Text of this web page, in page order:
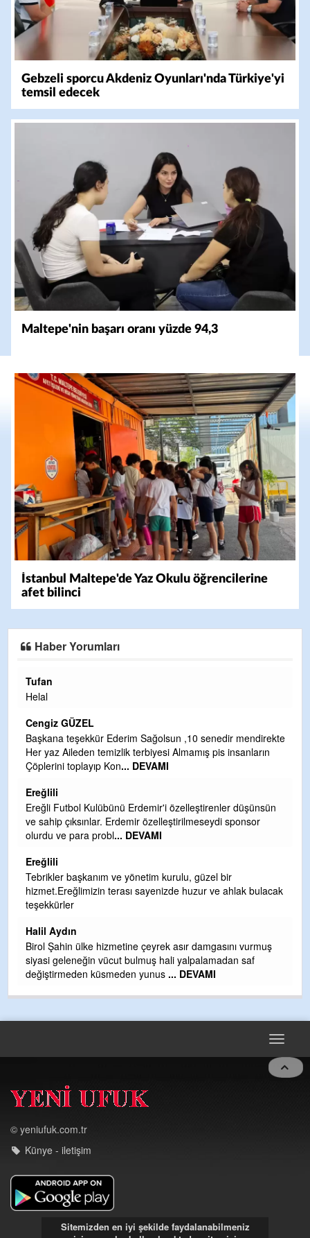
Gebzeli sporcu Akdeniz Oyunları'nda Türkiye'yi
temsil edecek
Maltepe'nin başarı oranı yüzde 94,3
İstanbul Maltepe'de Yaz Okulu öğrencilerine
afet bilinci
Haber Yorumları
Tufan
Helal
Cengiz GÜZEL
Başkana teşekkür Ederim Sağolsun ,10 senedir mendirekte
Her yaz Aileden temizlik terbiyesi Almamış pis insanların
Çöplerini toplayıp Kon... DEVAMI
Ereğlili
Ereğli Futbol Kulübünü Erdemir'i özelleştirenler düşünsün
ve sahip çıksınlar. Erdemir özelleştirilmeseydi sponsor
olurdu ve para probl... DEVAMI
Ereğlili
Tebrikler başkanım ve yönetim kurulu, güzel bir
hizmet.Ereğlimizin terası sayenizde huzur ve ahlak bulacak
teşekkürler
Halil Aydın
Birol Şahin ülke hizmetine çeyrek asır damgasını vurmuş
siyasi geleneğin vücut bulmuş hali yalpalamadan saf
değiştirmeden küsmeden yunus ... DEVAMI
Toggle
© yeniufuk.com.tr
Künye - iletişim
Sitemizden en iyi şekilde faydalanabilmeniz